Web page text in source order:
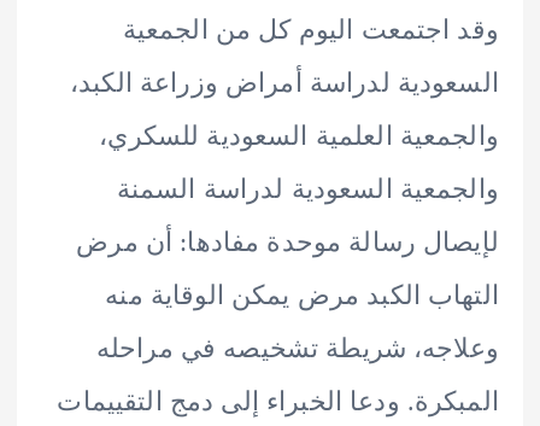
اجتمعت اليوم كل من الجمعية
لدراسة أمراض وزراعة الكبد،
العلمية السعودية للسكري،
السعودية لدراسة السمنة
رسالة موحدة مفادها: أن مرض
الكبد مرض يمكن الوقاية منه
شريطة تشخيصه في مراحله
ودعا الخبراء إلى دمج التقييمات